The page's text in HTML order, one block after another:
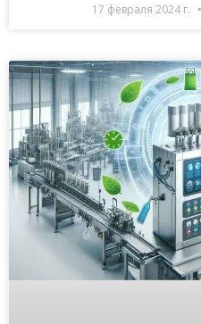
17 февраля 2024 г.